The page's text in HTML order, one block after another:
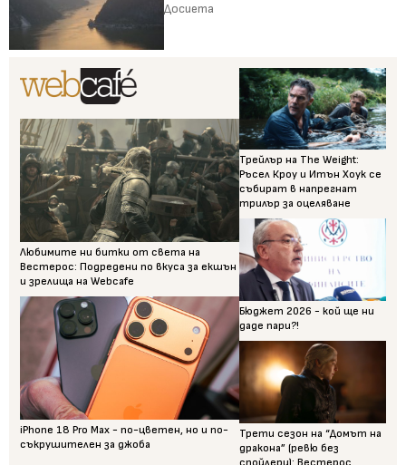
Досиета
Любимите ни битки от света на
Вестерос: Подредени по вкуса за екшън
и зрелища на Webcafe
iPhone 18 Pro Max - по-цветен, но и по-
съкрушителен за джоба
Трейлър на The Weight:
Ръсел Кроу и Итън Хоук се
събират в напрегнат
трилър за оцеляване
Бюджет 2026 - кой ще ни
даде пари?!
Трети сезон на “Домът на
дракона” (ревю без